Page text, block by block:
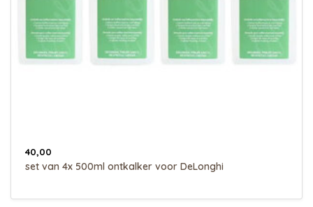
40,00
set van 4x 500ml ontkalker voor DeLonghi